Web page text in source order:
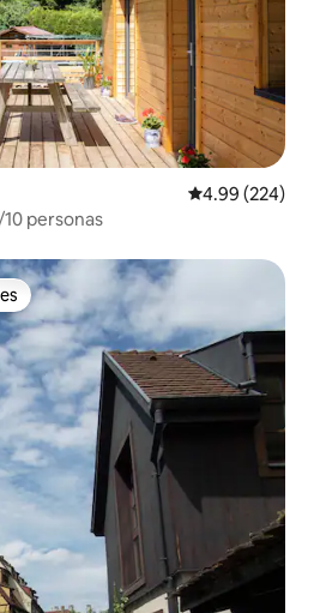
Calificación
4.99 (224)
personas